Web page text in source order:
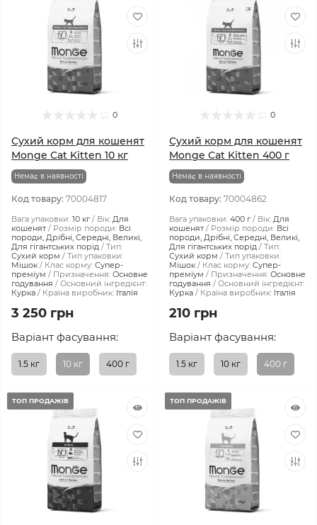
0
Сухий корм для кошенят
Monge Cat Kitten 10 кг
Немає в наявності
Код товару: 70004817
Вага упаковки: 10 кг Вік: Для
кошенят
Розмір породи: Всі
породи, Дрібні, Середні, Великі,
Для гігантських порід
Тип:
Сухий корм
Тип упаковки:
Мішок
Клас корму: Супер-
преміум
Призначення: Основне
годування
Основний інгредієнт:
Курка
Країна виробник: Італія
3 250 грн
Варіант фасування:
1.5 кг 10 кг 400 г
0
Сухий корм для кошенят
Monge Cat Kitten 400 г
Немає в наявності
Код товару: 70004862
Вага упаковки: 400 г Вік: Для
кошенят
Розмір породи: Всі
породи, Дрібні, Середні, Великі,
Для гігантських порід
Тип:
Сухий корм
Тип упаковки:
Мішок
Клас корму: Супер-
преміум
Призначення: Основне
годування
Основний інгредієнт:
Курка
Країна виробник: Італія
210 грн
Варіант фасування:
1.5 кг 10 кг 400 г
ТОП ПРОДАЖІВ ТОП ПРОДАЖІВ